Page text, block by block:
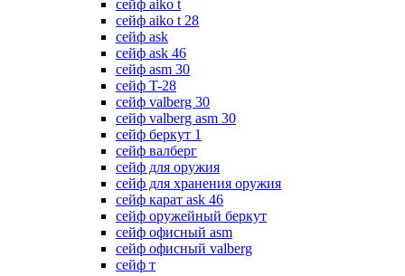
сейф aiko t
сейф aiko t 28
сейф ask
сейф ask 46
сейф asm 30
сейф T-28
сейф valberg 30
сейф valberg asm 30
сейф беркут 1
сейф валберг
сейф для оружия
сейф для хранения оружия
сейф карат ask 46
сейф оружейный беркут
сейф офисный asm
сейф офисный valberg
сейф т